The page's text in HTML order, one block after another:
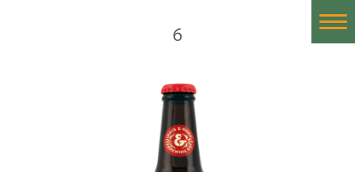
Cervezas Importadas
6